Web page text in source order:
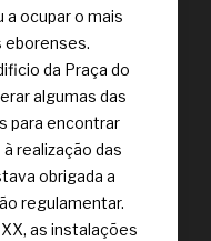
a ocupar o mais
eborenses.
da Praça do
algumas das
para encontrar
realização das
obrigada a
regulamentar.
as instalações